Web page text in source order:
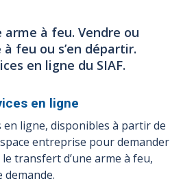
à feu. Vendre ou
feu ou s’en départir.
en ligne du SIAF.
en ligne
en ligne, disponibles à partir de
entreprise pour demander
transfert d’une arme à feu,
demande.